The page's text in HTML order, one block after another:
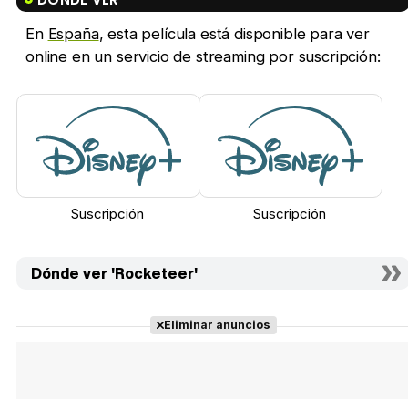
En España, esta película está disponible para ver
online en un servicio de streaming por suscripción:
Suscripción Suscripción
Dónde ver 'Rocketeer'
Eliminar anuncios